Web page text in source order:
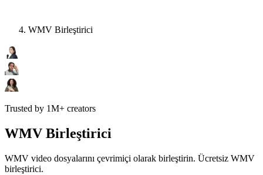
WMV Birleştirici
Trusted by 1M+ creators
WMV Birleştirici
WMV video dosyalarını çevrimiçi olarak birleştirin. Ücretsiz WMV
birleştirici.